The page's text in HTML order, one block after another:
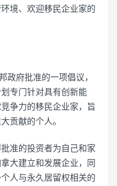
境、欢迎移民企业家的
政府批准的一项倡议，
专门针对具有创新能
争力的移民企业家，旨
贡献的个人。
准的投资者为自己和家
大建立和发展企业，同
人与永久居留权相关的